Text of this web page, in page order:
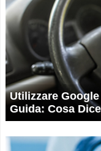
Utilizzare
Guida: Cosa